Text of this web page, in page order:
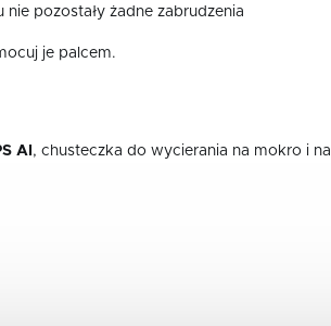
pozostały żadne zabrudzenia
je palcem.
AI , chusteczka do wycierania na mokro i na